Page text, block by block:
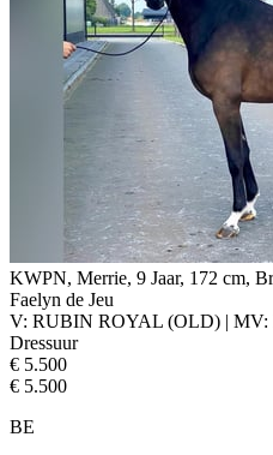
KWPN, Merrie, 9 Jaar, 172 cm,
Faelyn de Jeu
V: RUBIN ROYAL (OLD) |
Dressuur
€ 5.500
€ 5.500
BE